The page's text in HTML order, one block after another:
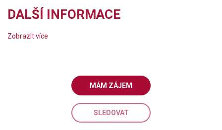
DALŠÍ INFORMACE
Zobrazit více
MÁM ZÁJEM
SLEDOVAT